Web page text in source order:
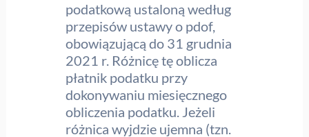
podatkową ustaloną według
przepisów ustawy o pdof,
obowiązującą do 31 grudnia
2021 r. Różnicę tę oblicza
płatnik podatku przy
dokonywaniu miesięcznego
obliczenia podatku. Jeżeli
różnica wyjdzie ujemna (tzn.